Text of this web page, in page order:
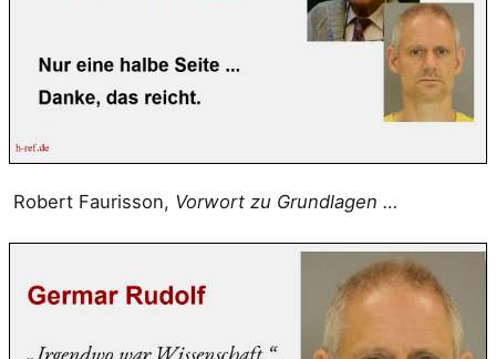
Robert Faurisson, Vorwort zu Grundlagen …